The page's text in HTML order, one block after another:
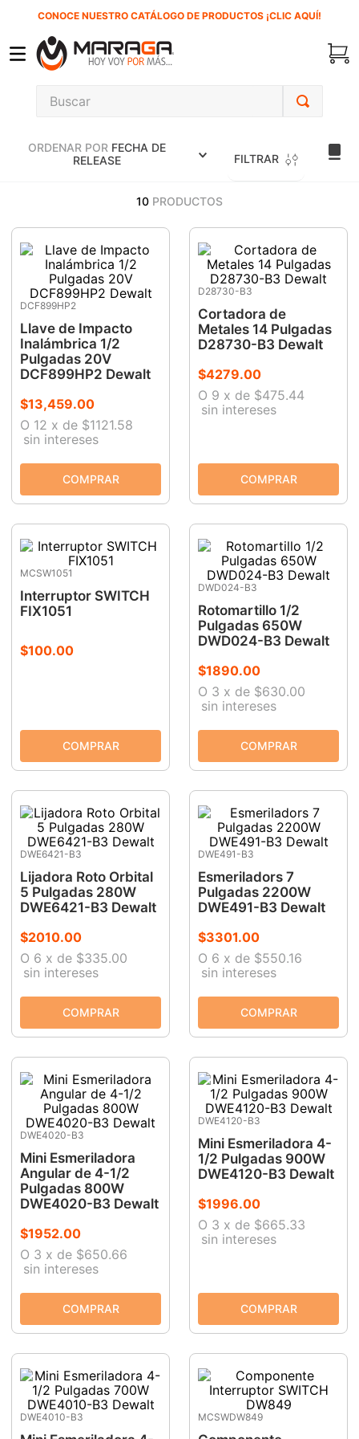
CONOCE NUESTRO CATÁLOGO DE PRODUCTOS ¡CLIC AQUÍ!
Buscar
ORDENAR POR FECHA DE
RELEASE
FILTRAR
10 PRODUCTOS
DCF899HP2
Llave de Impacto
Inalámbrica 1/2
Pulgadas 20V
DCF899HP2 Dewalt
$13,459.00
O 12 x de $1121.58
sin intereses
D28730-B3
Cortadora de
Metales 14 Pulgadas
D28730-B3 Dewalt
$4279.00
O 9 x de $475.44
sin intereses
MCSW1051
Interruptor SWITCH
FIX1051
$100.00
DWD024-B3
Rotomartillo 1/2
Pulgadas 650W
DWD024-B3 Dewalt
$1890.00
O 3 x de $630.00
sin intereses
DWE6421-B3
Lijadora Roto Orbital
5 Pulgadas 280W
DWE6421-B3 Dewalt
$2010.00
O 6 x de $335.00
sin intereses
DWE491-B3
Esmeriladors 7
Pulgadas 2200W
DWE491-B3 Dewalt
$3301.00
O 6 x de $550.16
sin intereses
DWE4020-B3
Mini Esmeriladora
Angular de 4-1/2
Pulgadas 800W
DWE4020-B3 Dewalt
$1952.00
O 3 x de $650.66
sin intereses
DWE4120-B3
Mini Esmeriladora 4-
1/2 Pulgadas 900W
DWE4120-B3 Dewalt
$1996.00
O 3 x de $665.33
sin intereses
DWE4010-B3 MCSWDW849
carbones
sierra cinta
lenox
esmeriladora
sierra sable
ke500
clavos